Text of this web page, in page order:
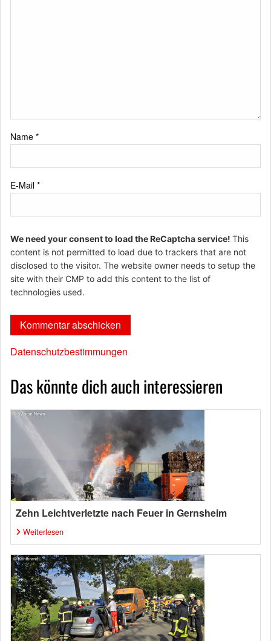
Name *
E-Mail *
We need your consent to load the ReCaptcha service! This
content is not permitted to load due to trackers that are not
disclosed to the visitor. The website owner needs to setup the
site with their CMP to add this content to the list of
technologies used.
Datenschutzbestimmungen
Das könnte dich auch interessieren
Zehn Leichtverletzte nach Feuer in Gernsheim
Weiterlesen